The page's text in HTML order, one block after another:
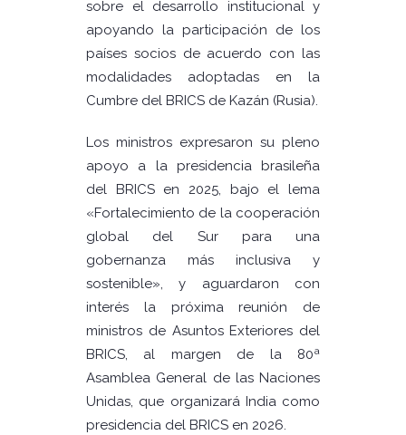
sobre el desarrollo institucional y
apoyando la participación de los
países socios de acuerdo con las
modalidades adoptadas en la
Cumbre del BRICS de Kazán (Rusia).
Los ministros expresaron su pleno
apoyo a la presidencia brasileña
del BRICS en 2025, bajo el lema
«Fortalecimiento de la cooperación
global del Sur para una
gobernanza más inclusiva y
sostenible», y aguardaron con
interés la próxima reunión de
ministros de Asuntos Exteriores del
BRICS, al margen de la 80ª
Asamblea General de las Naciones
Unidas, que organizará India como
presidencia del BRICS en 2026.